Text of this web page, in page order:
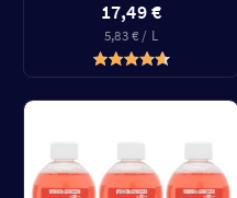
17,49 €
5,83 € / L